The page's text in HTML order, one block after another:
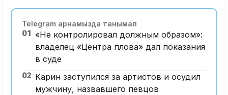
Telegram арнамызда танымал
01 «Не контролировал должным образом»:
владелец «Центра плова» дал показания
в суде
02 Карин заступился за артистов и осудил
мужчину, назвавшего певцов